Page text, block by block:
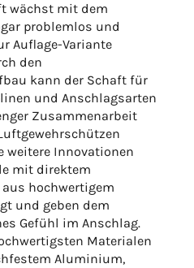
wächst mit dem
problemlos und
Auflage-Variante
den
kann der Schaft für
und Anschlagsarten
Zusammenarbeit
weitere Innovationen
mit direktem
hochwertigem
und geben dem
Gefühl im Anschlag.
Materialen
Aluminium,